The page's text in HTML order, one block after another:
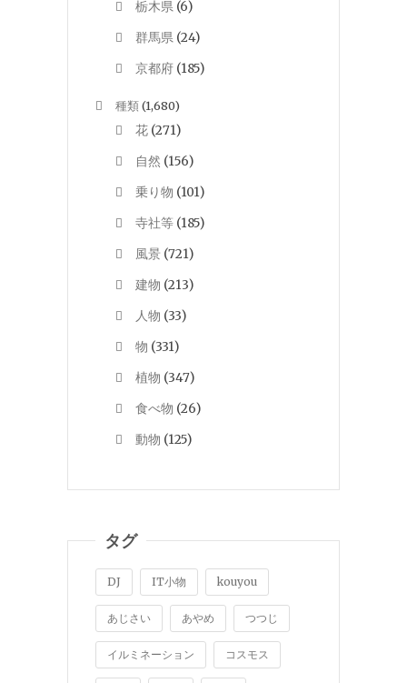
栃木県 (6)
群馬県 (24)
京都府 (185)
種類(1,680)
花 (271)
自然 (156)
乗り物 (101)
寺社等 (185)
風景 (721)
建物 (213)
人物 (33)
物 (331)
植物 (347)
食べ物 (26)
動物 (125)
タグ
DJ IT小物 kouyou
あじさい あやめ つつじ
イルミネーション コスモス